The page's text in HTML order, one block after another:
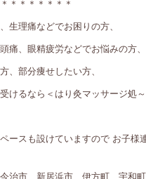
＊＊＊＊＊＊＊
生理痛などでお困りの方、
痛、眼精疲労などでお悩みの方、
、部分痩せしたい方、
けるなら＜はり灸マッサージ処
ースも設けていますので お子様
治市、新居浜市、伊方町、宇和